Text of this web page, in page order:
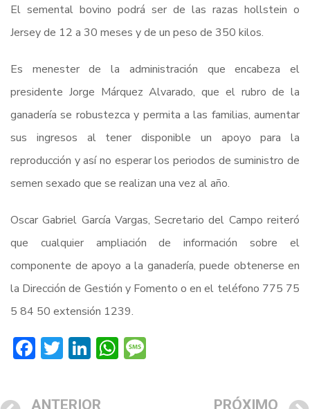
El semental bovino podrá ser de las razas hollstein o
Jersey de 12 a 30 meses y de un peso de 350 kilos.
Es menester de la administración que encabeza el
presidente Jorge Márquez Alvarado, que el rubro de la
ganadería se robustezca y permita a las familias, aumentar
sus ingresos al tener disponible un apoyo para la
reproducción y así no esperar los periodos de suministro de
semen sexado que se realizan una vez al año.
Oscar Gabriel García Vargas, Secretario del Campo reiteró
que cualquier ampliación de información sobre el
componente de apoyo a la ganadería, puede obtenerse en
la Dirección de Gestión y Fomento o en el teléfono 775 75
5 84 50 extensión 1239.
Facebook
Twitter
LinkedIn
WhatsApp
ANTERIOR PRÓXIMO